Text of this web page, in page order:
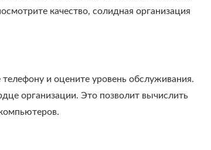
качество, солидная организация
и оцените уровень обслуживания.
организации. Это позволит вычислить